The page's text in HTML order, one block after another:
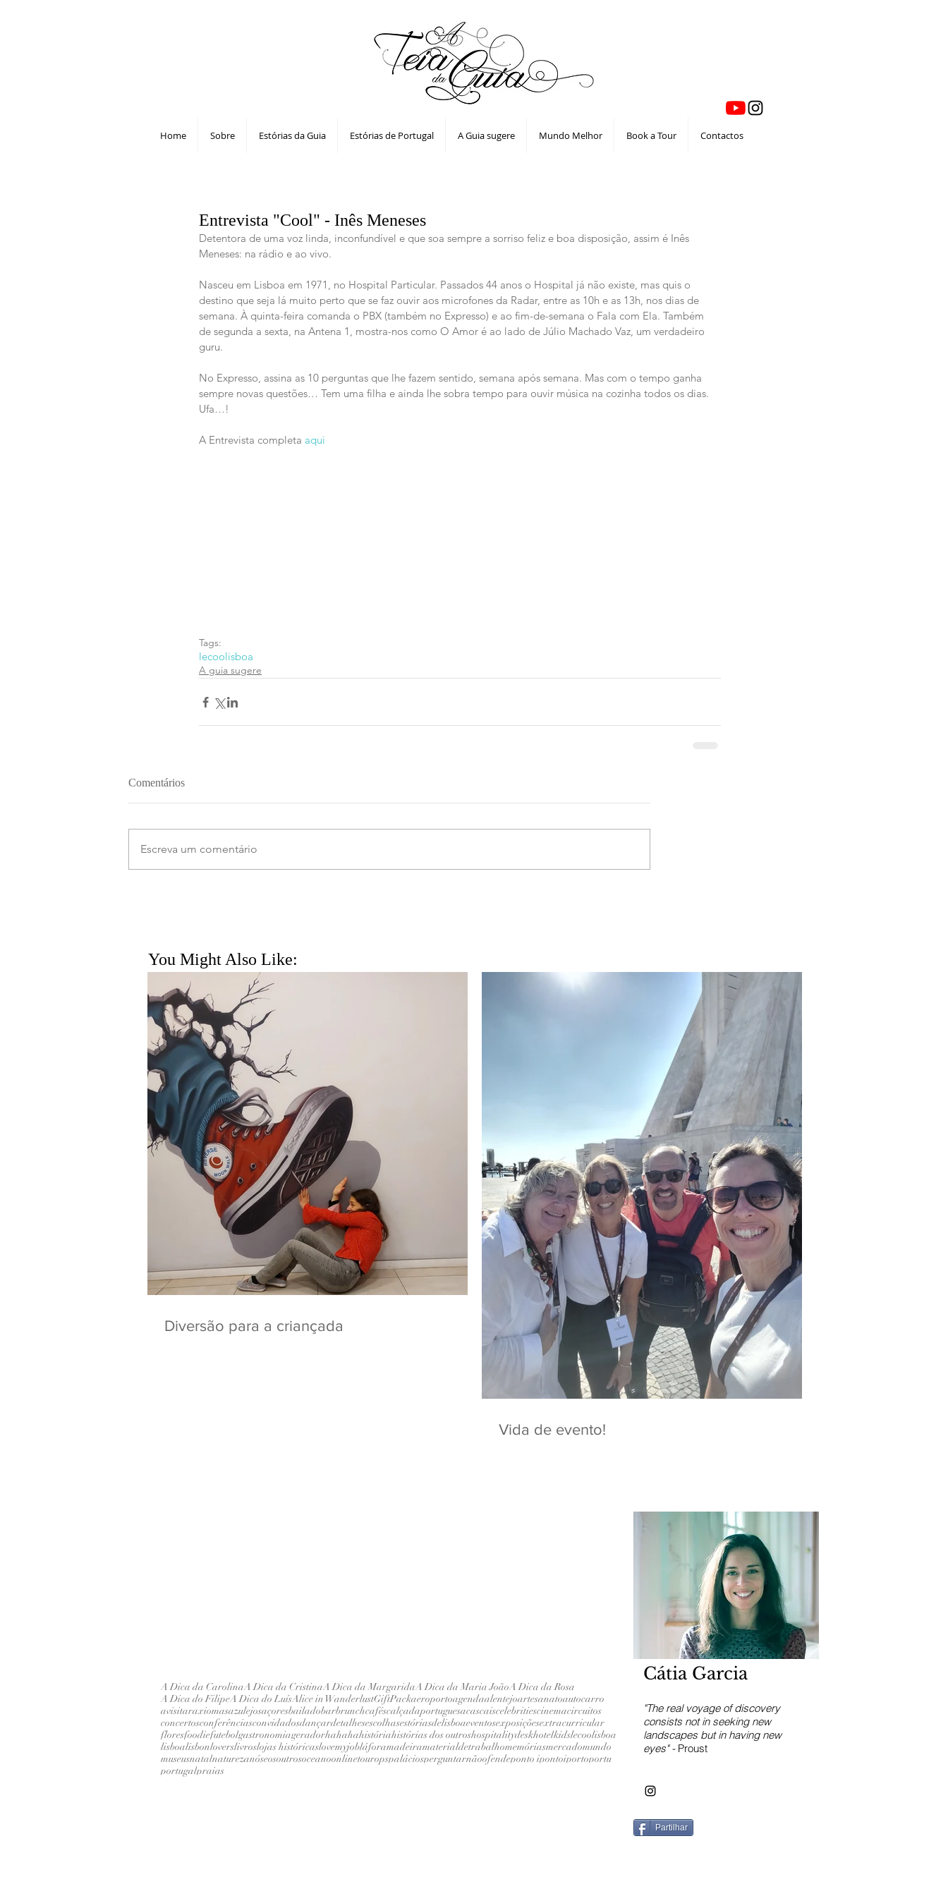
Home Sobre Estórias da Guia Estórias de Portugal A Guia sugere Mundo Melhor Book a Tour Contactos
Entrevista "Cool" - Inês Meneses
Detentora de uma voz linda, inconfundível e que soa sempre a sorriso feliz e boa disposição, assim é Inês
Meneses: na rádio e ao vivo.
Nasceu em Lisboa em 1971, no Hospital Particular. Passados 44 anos o Hospital já não existe, mas quis o
destino que seja lá muito perto que se faz ouvir aos microfones da Radar, entre as 10h e as 13h, nos dias de
semana. À quinta-feira comanda o PBX (também no Expresso) e ao fim-de-semana o Fala com Ela. Também
de segunda a sexta, na Antena 1, mostra-nos como O Amor é ao lado de Júlio Machado Vaz, um verdadeiro
guru.
No Expresso, assina as 10 perguntas que lhe fazem sentido, semana após semana. Mas com o tempo ganha
sempre novas questões… Tem uma filha e ainda lhe sobra tempo para ouvir música na cozinha todos os dias.
Ufa…!
A Entrevista completa aqui
Tags:
lecoolisboa
A guia sugere
Comentários
Escreva um comentário
You Might Also Like:
Diversão para a criançada
Vida de evento!
A Dica da CarolinaA Dica da CristinaA Dica da MargaridaA Dica da Maria JoãoA Dica da Rosa
A Dica do FilipeA Dica do LuísAlice in WanderlustGiftPackaeroportoagendaalentejoartesanatoautocarro
avisitaraxiomasazulejosaçoresbailadobarbrunchcaféscalçadaportuguesacascaiscelebritiescinemacircuitos
concertosconferênciasconvidadosdançardetalhesescolhasestóriasdelisboaeventosexposiçõesextracurricular
floresfoodiefutebolgastronomiageradorhahahahistóriahistórias dos outroshospitalitydeskhotelkidslecoolisboa
lisboalisbonloverslivroslojas históricaslovemyjobláforamadeiramaterialdetrabalhomemóriasmercadomundo
museusnatalnaturezanóseosoutrosoceanoonlinetouropspaláciosperguntarnãoofendeponto ipontoiportoportu
portugalpraias
Cátia Garcia
"The real voyage of discovery
consists not in seeking new
landscapes but in having new
eyes" - Proust
Partilhar